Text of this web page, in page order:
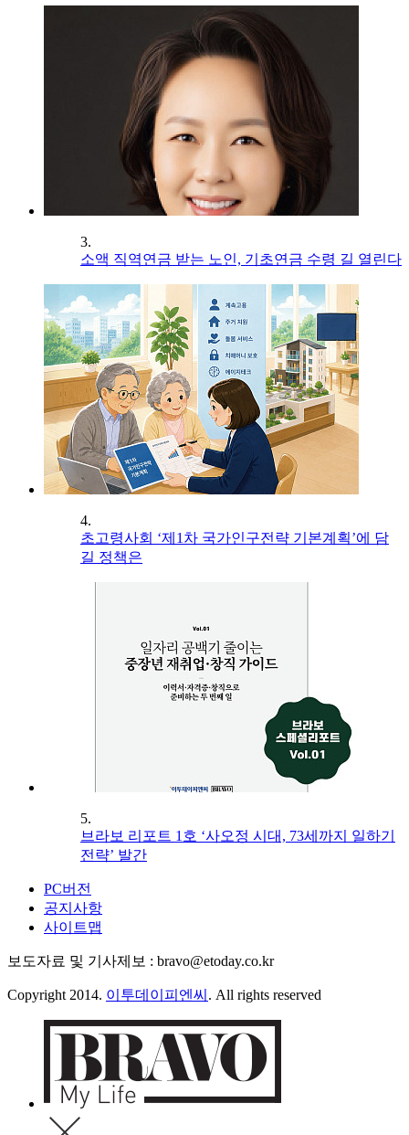
3.
소액 직역연금 받는 노인, 기초연금 수령 길 열린다
4.
초고령사회 ‘제1차 국가인구전략 기본계획’에 담
길 정책은
5.
브라보 리포트 1호 ‘사오정 시대, 73세까지 일하기
전략’ 발간
PC버전
공지사항
사이트맵
보도자료 및 기사제보 : bravo@etoday.co.kr
Copyright 2014. 이투데이피엔씨 . All rights reserved